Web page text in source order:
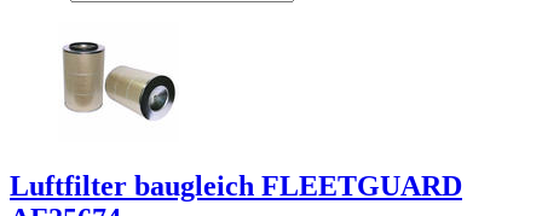
Luftfilter baugleich FLEETGUARD